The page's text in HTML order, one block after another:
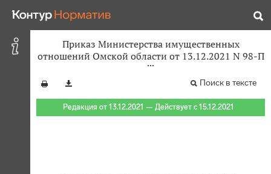
Приказ Министерства имущественных
отношений Омской области от 13.12.2021 N 98-П
Поиск в тексте
Редакция от 13.12.2021 — Действует с 15.12.2021